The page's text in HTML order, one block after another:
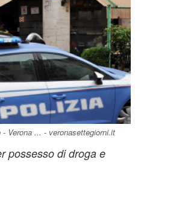
Verona ... - veronasettegiorni.it
possesso di droga e